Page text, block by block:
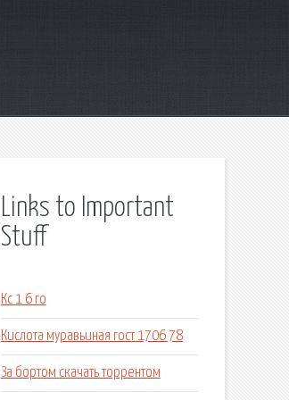
Links to Important
Stuff
Кс 1 6 го
Кислота муравьиная гост 1706 78
За бортом скачать торрентом